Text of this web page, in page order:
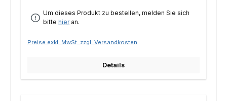
Um dieses Produkt zu bestellen, melden Sie sich
bittehieran.
Preise exkl. MwSt. zzgl. Versandkosten
Details